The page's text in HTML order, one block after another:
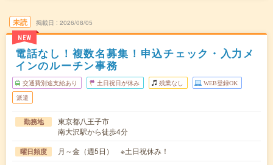
未読
NEW
掲載日 2026/08/05
電話なし！複数名募集！申込チェック・入力メ
インのルーチン事務
交通費別途支給あり 土日祝日が休み 残業なし WEB登録OK
派遣
勤務地
東京都八王子市
南大沢駅から徒歩4分
曜日頻度 月～金（週5日） ※土日祝休み！